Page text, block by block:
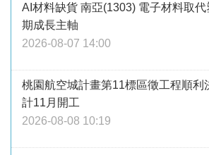
AI材料缺貨 南亞(1303) 電子材料取
期成長主軸
2026-08-07 14:00
桃園航空城計畫第11標區徵工程順
計11月開工
2026-08-08 10:19